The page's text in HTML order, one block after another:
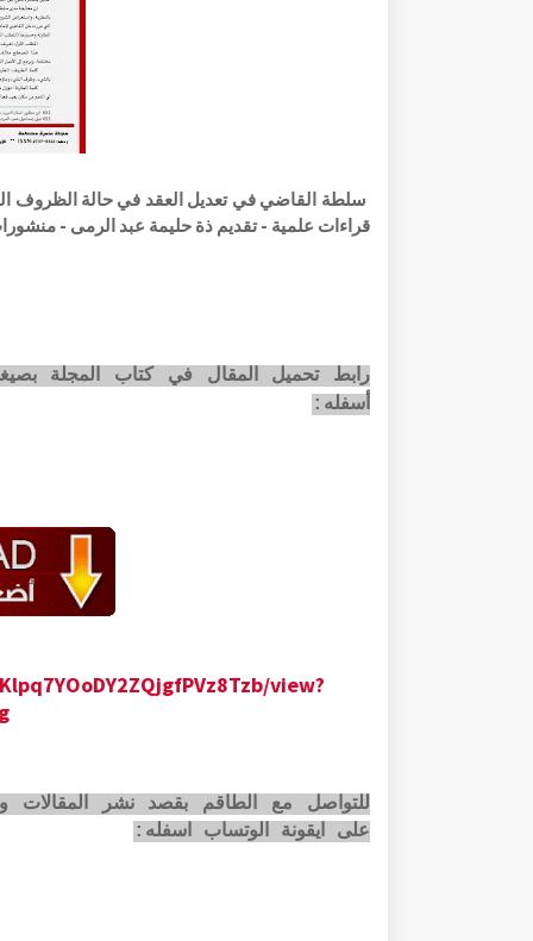
قراءات علمية - تقديم ذة حليمة عبد الرمى -
أسفله:
view?
للتواصل مع الطاقم بقصد نشر المقالات
على ايقونة الوتساب اسفله: